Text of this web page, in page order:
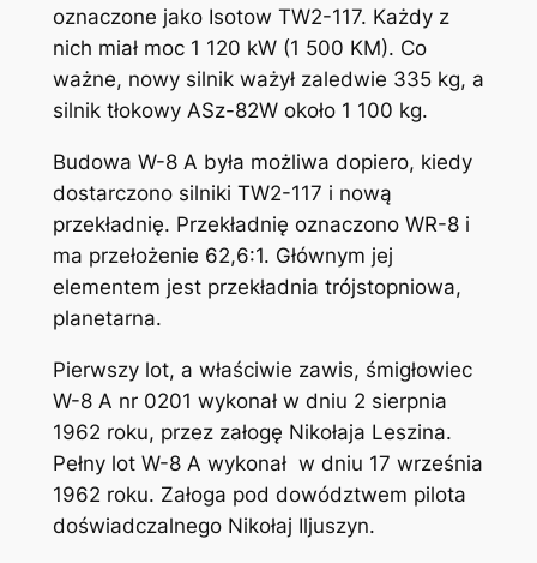
oznaczone jako Isotow TW2-117. Każdy z
nich miał moc 1 120 kW (1 500 KM). Co
ważne, nowy silnik ważył zaledwie 335 kg, a
silnik tłokowy ASz-82W około 1 100 kg.
Budowa W-8 A była możliwa dopiero, kiedy
dostarczono silniki TW2-117 i nową
przekładnię. Przekładnię oznaczono WR-8 i
ma przełożenie 62,6:1. Głównym jej
elementem jest przekładnia trójstopniowa,
planetarna.
Pierwszy lot, a właściwie zawis, śmigłowiec
W-8 A nr 0201 wykonał w dniu 2 sierpnia
1962 roku, przez załogę Nikołaja Leszina.
Pełny lot W-8 A wykonał w dniu 17 września
1962 roku. Załoga pod dowództwem pilota
doświadczalnego Nikołaj Iljuszyn.